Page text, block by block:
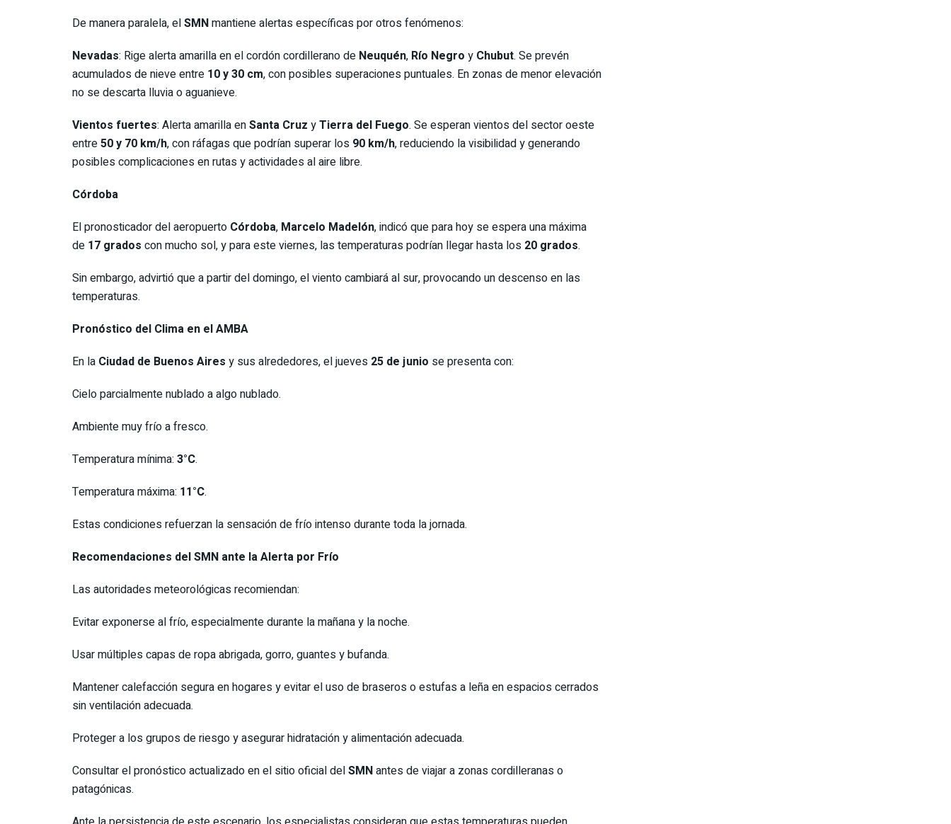
De manera paralela, elSMNmantiene alertas específicas por otros fenómenos:
Nevadas: Rige alerta amarilla en el cordón cordillerano de Neuquén, Río Negro y Chubut. Se prevén
acumulados de nieve entre 10 y 30 cm, con posibles superaciones puntuales. En zonas de menor elevación
no se descarta lluvia o aguanieve.
Vientos fuertes: Alerta amarilla enSanta Cruz yTierra del Fuego. Se esperan vientos del sector oeste
entre50 y 70 km/h, con ráfagas que podrían superar los 90 km/h, reduciendo la visibilidad y generando
posibles complicaciones en rutas y actividades al aire libre.
Córdoba
El pronosticador del aeropuerto Córdoba, Marcelo Madelón, indicó que para hoy se espera una máxima
de 17 grados con mucho sol, y para este viernes, las temperaturas podrían llegar hasta los 20 grados.
Sin embargo, advirtió que a partir del domingo, el viento cambiará al sur, provocando un descenso en las
temperaturas.
Pronóstico del Clima en el AMBA
En la Ciudad de Buenos Aires y sus alrededores, el jueves 25 de junio se presenta con:
Cielo parcialmente nublado a algo nublado.
Ambiente muy frío a fresco.
Temperatura mínima: 3°C.
Temperatura máxima: 11°C.
Estas condiciones refuerzan la sensación de frío intenso durante toda la jornada.
Recomendaciones del SMN ante la Alerta por Frío
Las autoridades meteorológicas recomiendan:
Evitar exponerse al frío, especialmente durante la mañana y la noche.
Usar múltiples capas de ropa abrigada, gorro, guantes y bufanda.
Mantener calefacción segura en hogares y evitar el uso de braseros o estufas a leña en espacios cerrados
sin ventilación adecuada.
Proteger a los grupos de riesgo y asegurar hidratación y alimentación adecuada.
Consultar el pronóstico actualizado en el sitio oficial delSMNantes de viajar a zonas cordilleranas o
patagónicas.